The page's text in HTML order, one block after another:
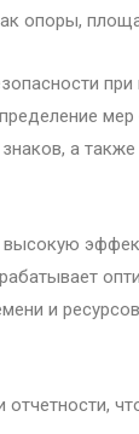
опоры,
мер
а
и